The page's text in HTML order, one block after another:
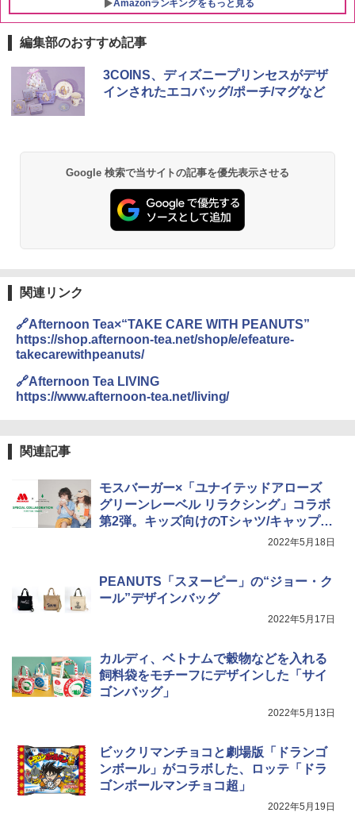
Amazonランキングをもっと見る
1
[山善] スチームオーブンレンジ 25L 一人
暮らし 二人暮らし フラットテーブル ス
チーム調理 自動メニュー19種搭載 角皿
シャープ 過熱水蒸気 オーブンレンジ 23
L 1段調理 ブラック RE-WF232-B シンプ
ル操作 コンパクト 一人暮らし 二人暮ら
3
[山善] スチームオーブンレンジ 省エネ
ーム調理 フラットテーブル トースト機
能 自動メニュー33種 簡単お手入れ ブラ
4
TOSHIBA(東芝) スチームオーブンレン
ジ 石窯ドーム ER-D80A(K) ブラック 25
0℃ 1段調理 フラットテーブル 電子レン
ジ 赤外線センサー ノンフライ調理 簡単
お手入れ 小型 新生活 一人暮らし 二人暮
￥34,546
シャープ ウォーターオーブン ヘルシオ
AX-XJ1-B ブラック 30L 2段調理 コンベ
クション トースト機能
編集部のおすすめ記事
3COINS、ディズニープリンセスがデザ
インされたエコバッグ/ポーチ/マグなど
Google 検索で当サイトの記事を優先表示させる
関連リンク
🔗Afternoon Tea×“TAKE CARE WITH PEANUTS”
https://shop.afternoon-tea.net/shop/e/efeature-
takecarewithpeanuts/
🔗Afternoon Tea LIVING
https://www.afternoon-tea.net/living/
関連記事
モスバーガー×「ユナイテッドアローズ
グリーンレーベル リラクシング」コラボ
第2弾。キッズ向けのTシャツ/キャップ/
2022年5月18日
PEANUTS「スヌーピー」の“ジョー・ク
ール”デザインバッグ
2022年5月17日
カルディ、ベトナムで穀物などを入れる
飼料袋をモチーフにデザインした「サイ
ゴンバッグ」
2022年5月13日
ビックリマンチョコと劇場版「ドランゴ
ンボール」がコラボした、ロッテ「ドラ
ゴンボールマンチョコ超」
2022年5月19日